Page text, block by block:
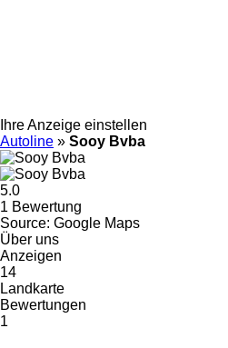
Ihre Anzeige einstellen
Autoline » Sooy Bvba
5.0
1 Bewertung
Source: Google Maps
Über uns
Anzeigen
14
Landkarte
Bewertungen
1